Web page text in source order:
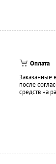
Оплата
Заказанные
после
средств на